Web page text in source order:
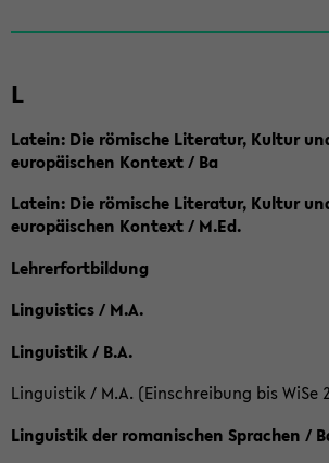
L
Latein: Die römische Literatur, Kultur
europäischen Kontext / Ba
Latein: Die römische Literatur, Kultur
europäischen Kontext / M.Ed.
Lehrerfortbildung
Linguistics / M.A.
Linguistik / B.A.
Linguistik / M.A. (Einschreibung bis WiSe
Linguistik der romanischen Sprachen /